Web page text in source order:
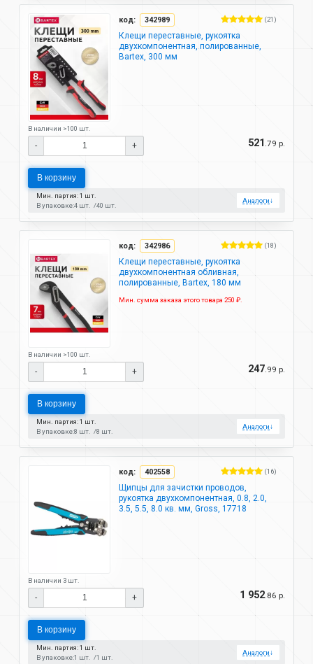
код: 342989 (21)
Клещи переставные, рукоятка
двухкомпонентная, полированные,
Bartex, 300 мм
В наличии >100 шт.
- + 521 .79 р.
В корзину
Мин. партия: 1 шт.
В упаковке:4 шт. 40 шт.
Аналоги↓
код: 342986 (18)
Клещи переставные, рукоятка
двухкомпонентная обливная,
полированные, Bartex, 180 мм
Мин. сумма заказа этого товара 250 ₽.
В наличии >100 шт.
- + 247 .99 р.
В корзину
Мин. партия: 1 шт.
В упаковке:8 шт. 8 шт.
Аналоги↓
код: 402558 (16)
Щипцы для зачистки проводов,
рукоятка двухкомпонентная, 0.8, 2.0,
3.5, 5.5, 8.0 кв. мм, Gross, 17718
В наличии 3 шт.
- + 1 952 .86 р.
В корзину
Мин. партия: 1 шт.
В упаковке:1 шт. 1 шт.
Аналоги↓